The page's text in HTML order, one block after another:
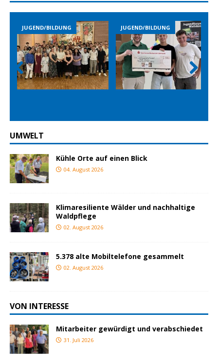
JUGEND/BILDUNG JUGEND/BILDUNG
Prev
ious
Nex
t
UMWELT
Kühle Orte auf einen Blick
04. August 2026
Klimaresiliente Wälder und nachhaltige
Waldpflege
02. August 2026
5.378 alte Mobiltelefone gesammelt
02. August 2026
VON INTERESSE
Mitarbeiter gewürdigt und verabschiedet
31. Juli 2026